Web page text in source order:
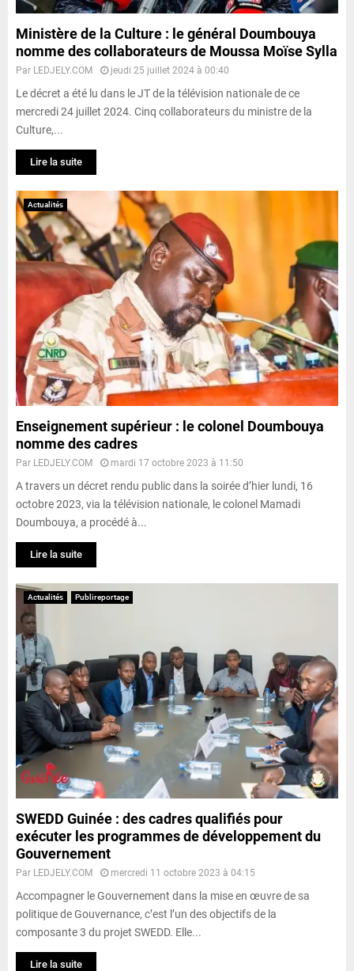
Ministère de la Culture : le général Doumbouya
nomme des collaborateurs de Moussa Moïse Sylla
Par LEDJELY.COM jeudi 25 juillet 2024 à 00:40
Le décret a été lu dans le JT de la télévision nationale de ce
mercredi 24 juillet 2024. Cinq collaborateurs du ministre de la
Culture,...
Lire la suite
Actualités
Enseignement supérieur : le colonel Doumbouya
nomme des cadres
Par LEDJELY.COM mardi 17 octobre 2023 à 11:50
A travers un décret rendu public dans la soirée d’hier lundi, 16
octobre 2023, via la télévision nationale, le colonel Mamadi
Doumbouya, a procédé à...
Lire la suite
Actualités Publireportage
SWEDD Guinée : des cadres qualifiés pour
exécuter les programmes de développement du
Gouvernement
Par LEDJELY.COM mercredi 11 octobre 2023 à 04:15
Accompagner le Gouvernement dans la mise en œuvre de sa
politique de Gouvernance, c’est l’un des objectifs de la
composante 3 du projet SWEDD. Elle...
Lire la suite